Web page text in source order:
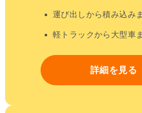
運び出しから積み込み
軽トラックから大型車
詳細を見る